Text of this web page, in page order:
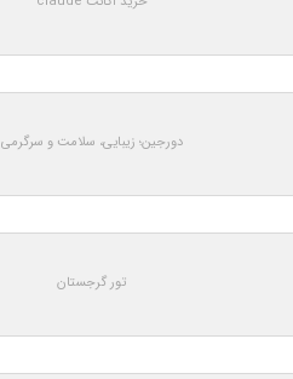
دورجین؛ زیبایی، سلامت و سرگرمی
تور گرجستان